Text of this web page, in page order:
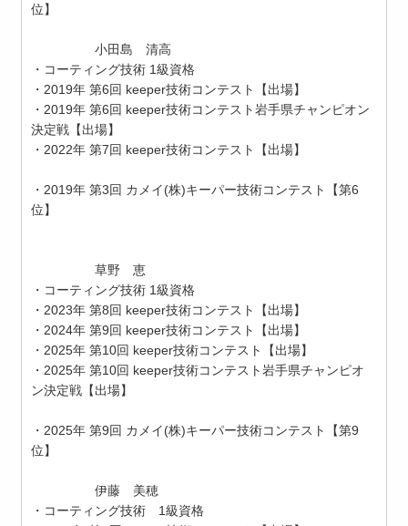
位】
小田島 清高
・コーティング技術 1級資格
・2019年 第6回 keeper技術コンテスト【出場】
・2019年 第6回 keeper技術コンテスト岩手県チャンピオン
決定戦【出場】
・2022年 第7回 keeper技術コンテスト【出場】
・2019年 第3回 カメイ(株)キーパー技術コンテスト【第6
位】
草野 恵
・コーティング技術 1級資格
・2023年 第8回 keeper技術コンテスト【出場】
・2024年 第9回 keeper技術コンテスト【出場】
・2025年 第10回 keeper技術コンテスト【出場】
・2025年 第10回 keeper技術コンテスト岩手県チャンピオ
ン決定戦【出場】
・2025年 第9回 カメイ(株)キーパー技術コンテスト【第9
位】
伊藤 美穂
・コーティング技術 1級資格